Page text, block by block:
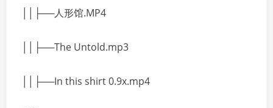
││├──人形馆.MP4
││├──The Untold.mp3
││├──In this shirt 0.9x.mp4